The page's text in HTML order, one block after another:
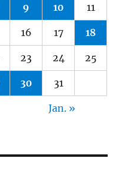
9 10 11
16 17 18
23 24 25
30 31
Jan. »